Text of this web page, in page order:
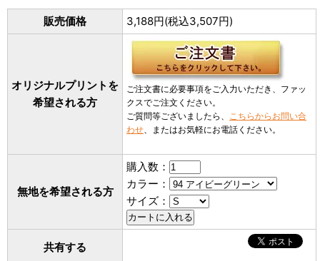
販売価格 3,188円(税込3,507円)
オリジナルプリントを
希望される方
ご注文書に必要事項をご入力いただき、ファッ
クスでご注文ください。
ご質問等ございましたら、 こちらからお問い合
わせ、またはお気軽にお電話ください。
無地を希望される方
購入数：
カラー：
サイズ：
共有する